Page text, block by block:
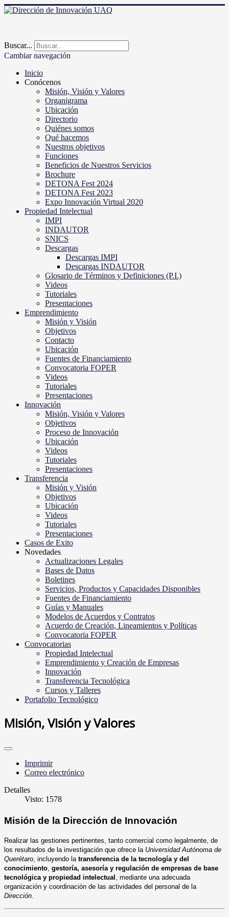
Buscar...
Cambiar navegación
Inicio
Conócenos
Misión, Visión y Valores
Organigrama
Ubicación
Directorio
Quiénes somos
Qué hacemos
Nuestros objetivos
Funciones
Beneficios de Nuestros Servicios
Brochure
DETONA Fest 2024
DETONA Fest 2023
Expo Innovación Virtual 2020
Propiedad Intelectual
IMPI
INDAUTOR
SNICS
Descargas
Descargas IMPI
Descargas INDAUTOR
Glosario de Términos y Definiciones (P.I.)
Videos
Tutoriales
Presentaciones
Emprendimiento
Misión y Visión
Objetivos
Contacto
Ubicación
Fuentes de Financiamiento
Convocatoria FOPER
Videos
Tutoriales
Presentaciones
Innovación
Misión, Visión y Valores
Objetivos
Proceso de Innovación
Ubicación
Videos
Tutoriales
Presentaciones
Transferencia
Misión y Visión
Objetivos
Ubicación
Videos
Tutoriales
Presentaciones
Casos de Exito
Novedades
Actualizaciones Legales
Bases de Datos
Boletines
Servicios, Productos y Capacidades Disponibles
Fuentes de Financiamiento
Guías y Manuales
Modelos de Acuerdos y Contratos
Acuerdo de Creación, Lineamientos y Políticas
Convocatoria FOPER
Convocatorias
Propiedad Intelectual
Emprendimiento y Creación de Empresas
Innovación
Transferencia Tecnológica
Cursos y Talleres
Portafolio Tecnológico
Misión, Visión y Valores
Imprimir
Correo electrónico
Detalles
Visto: 1578
Misión de la Dirección de Innovación
Realizar las gestiones pertinentes, tanto comercial como legalmente, de
los resultados de la investigación que ofrece la Universidad Autónoma de
Querétaro, incluyendo la transferencia de la tecnología y del
conocimiento, gestoría, asesoría y regulación de empresas de base
tecnológica y propiedad intelectual , mediante una adecuada
organización y coordinación de las actividades del personal de la
Dirección.